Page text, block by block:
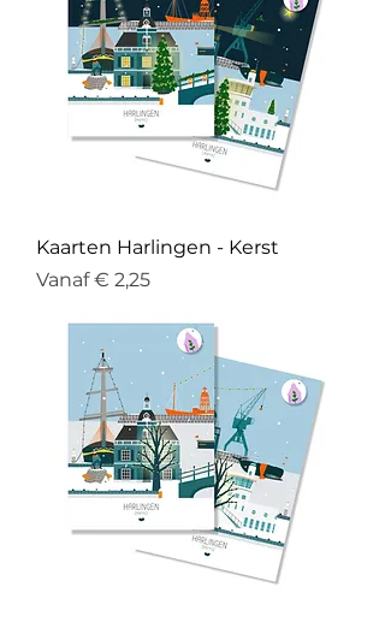
Kaarten Harlingen - Kerst
Vanaf€ 2,25
Verkoopprijs